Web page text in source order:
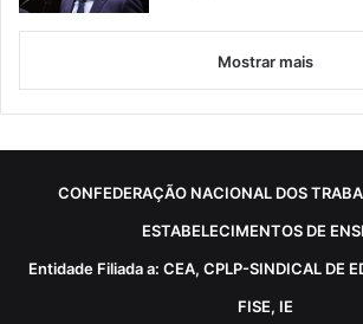
Mostrar mais
CONFEDERAÇÃO NACIONAL DOS
ESTABELECIMENTOS DE
Entidade Filiada a: CEA, CPLP-SINDICAL DE
FISE, IE